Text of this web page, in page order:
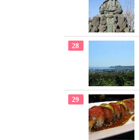
28
29